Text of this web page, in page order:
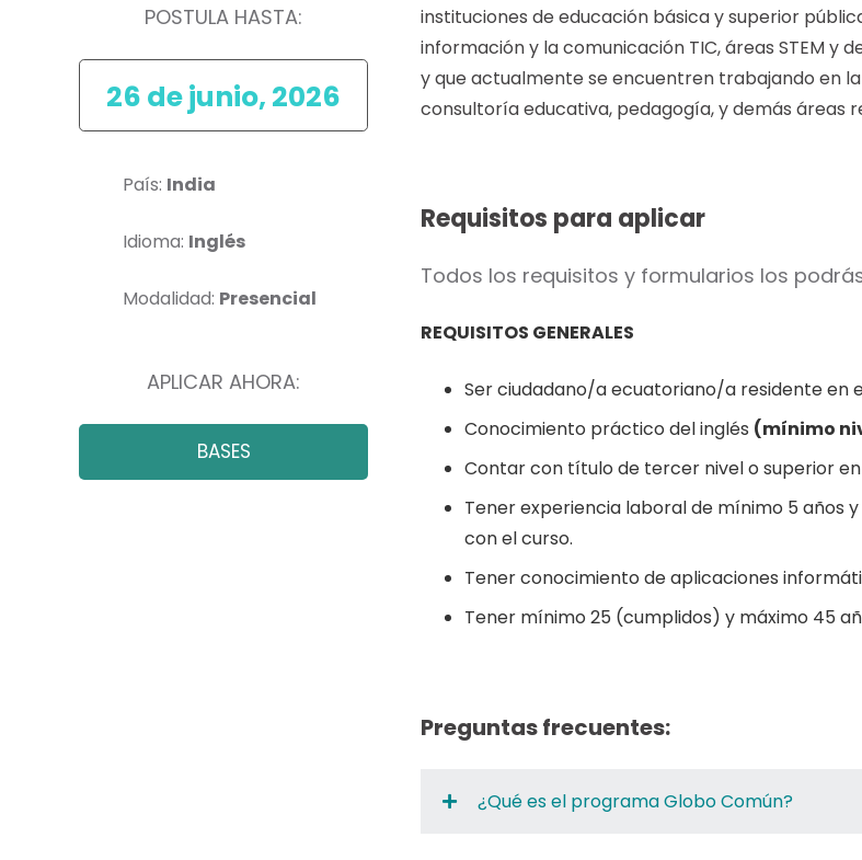
POSTULA HASTA:
26 de junio, 2026
País: India
Idioma: Inglés
Modalidad: Presencial
APLICAR AHORA:
BASES
instituciones de educación básica y superior
información y la comunicación TIC, áreas STEM y
y que actualmente se encuentren trabajando en
consultoría educativa, pedagogía, y demás áreas
Requisitos para aplicar
Todos los requisitos y formularios los
REQUISITOS GENERALES
Ser ciudadano/a ecuatoriano/a residente en
Conocimiento práctico del inglés (mínimo
Contar con título de tercer nivel o superior
Tener experiencia laboral de mínimo 5
con el curso.
Tener conocimiento de aplicaciones
Tener mínimo 25 (cumplidos) y máximo 45
Preguntas frecuentes:
¿Qué es el programa Globo Común?